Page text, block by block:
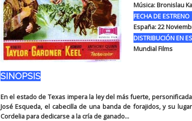
Música: Bronislau
FECHA DE ESTRENO
España: 22
DISTRIBUCIÓN EN
Mundial Films
SINOPSIS
En el estado de Texas impera la ley del más fuerte,
José Esqueda, el cabecilla de una banda de forajidos, y su
Cordelia para dedicarse a la cría de ganado...